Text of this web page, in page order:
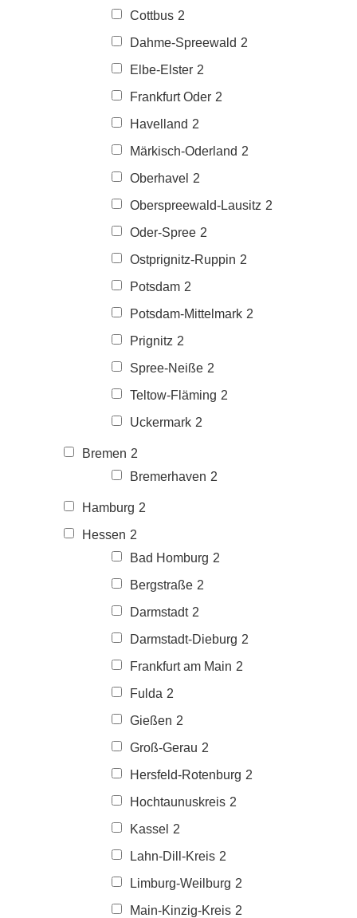
Cottbus 2
Dahme-Spreewald 2
Elbe-Elster 2
Frankfurt Oder 2
Havelland 2
Märkisch-Oderland 2
Oberhavel 2
Oberspreewald-Lausitz 2
Oder-Spree 2
Ostprignitz-Ruppin 2
Potsdam 2
Potsdam-Mittelmark 2
Prignitz 2
Spree-Neiße 2
Teltow-Fläming 2
Uckermark 2
Bremen 2
Bremerhaven 2
Hamburg 2
Hessen 2
Bad Homburg 2
Bergstraße 2
Darmstadt 2
Darmstadt-Dieburg 2
Frankfurt am Main 2
Fulda 2
Gießen 2
Groß-Gerau 2
Hersfeld-Rotenburg 2
Hochtaunuskreis 2
Kassel 2
Lahn-Dill-Kreis 2
Limburg-Weilburg 2
Main-Kinzig-Kreis 2